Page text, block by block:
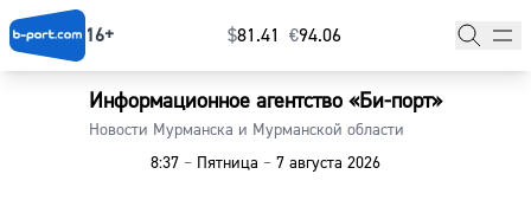
16+ $⁠81.41 €⁠94.06
Информационное агентство «Би-порт»
Новости Мурманска и Мурманской области
8:37 – Пятница – 7 августа 2026
Главная